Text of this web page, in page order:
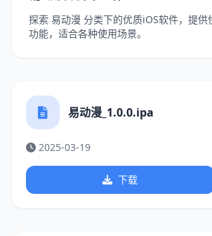
探索 易动漫 分类下的优质iOS软件，提供
功能，适合各种使用场景。
易动漫_1.0.0.ipa
2025-03-19
下载